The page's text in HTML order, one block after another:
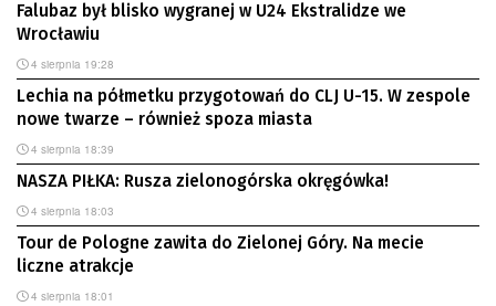
Falubaz był blisko wygranej w U24 Ekstralidze we
Wrocławiu
4 sierpnia 19:28
Lechia na półmetku przygotowań do CLJ U-15. W zespole
nowe twarze – również spoza miasta
4 sierpnia 18:39
NASZA PIŁKA: Rusza zielonogórska okręgówka!
4 sierpnia 18:03
Tour de Pologne zawita do Zielonej Góry. Na mecie
liczne atrakcje
4 sierpnia 18:01